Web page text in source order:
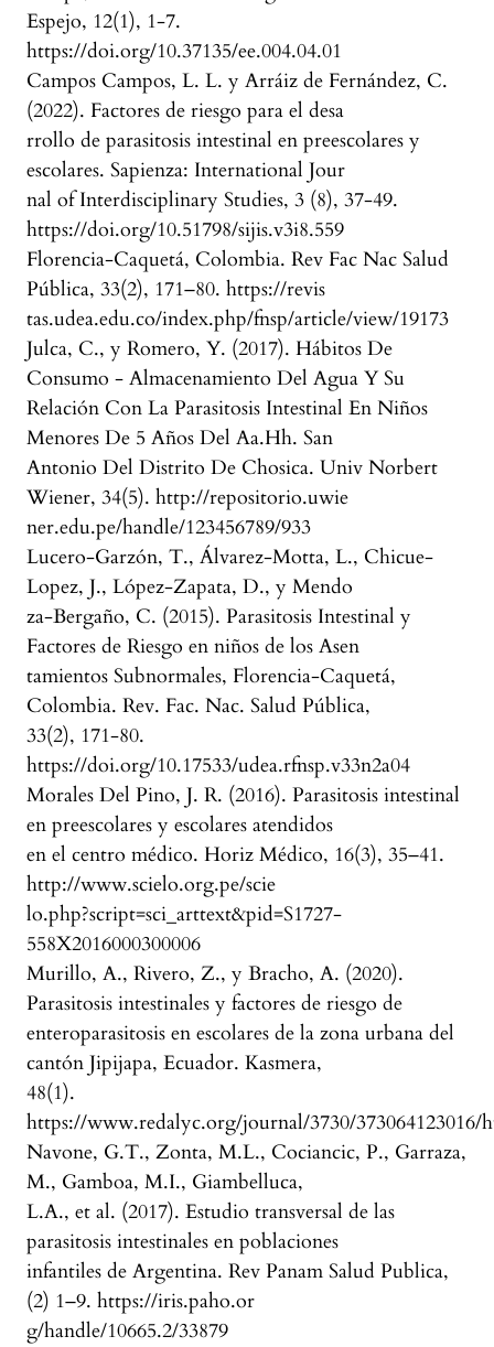
Espejo, 12(1), 1-7.
https://doi.org/10.37135/ee.004.04.01
Campos Campos, L. L. y Arráiz de Fernández, C.
(2022). Factores de riesgo para el desa
rrollo de parasitosis intestinal en preescolares y
escolares. Sapienza: International Jour
nal of Interdisciplinary Studies, 3 (8), 37-49.
https://doi.org/10.51798/sijis.v3i8.559
Florencia-Caquetá, Colombia. Rev Fac Nac Salud
Pública, 33(2), 171–80. https://revis
tas.udea.edu.co/index.php/fnsp/article/view/19173
Julca, C., y Romero, Y. (2017). Hábitos De
Consumo - Almacenamiento Del Agua Y Su
Relación Con La Parasitosis Intestinal En Niños
Menores De 5 Años Del Aa.Hh. San
Antonio Del Distrito De Chosica. Univ Norbert
Wiener, 34(5). http://repositorio.uwie
ner.edu.pe/handle/123456789/933
Lucero-Garzón, T., Álvarez-Motta, L., Chicue-
Lopez, J., López-Zapata, D., y Mendo
za-Bergaño, C. (2015). Parasitosis Intestinal y
Factores de Riesgo en niños de los Asen
tamientos Subnormales, Florencia-Caquetá,
Colombia. Rev. Fac. Nac. Salud Pública,
33(2), 171-80.
https://doi.org/10.17533/udea.rfnsp.v33n2a04
Morales Del Pino, J. R. (2016). Parasitosis intestinal
en preescolares y escolares atendidos
en el centro médico. Horiz Médico, 16(3), 35–41.
http://www.scielo.org.pe/scie
lo.php?script=sci_arttext&pid=S1727-
558X2016000300006
Murillo, A., Rivero, Z., y Bracho, A. (2020).
Parasitosis intestinales y factores de riesgo de
enteroparasitosis en escolares de la zona urbana del
cantón Jipijapa, Ecuador. Kasmera,
48(1).
https://www.redalyc.org/journal/3730/373064123016/
Navone, G.T., Zonta, M.L., Cociancic, P., Garraza,
M., Gamboa, M.I., Giambelluca,
L.A., et al. (2017). Estudio transversal de las
parasitosis intestinales en poblaciones
infantiles de Argentina. Rev Panam Salud Publica,
(2) 1–9. https://iris.paho.or
g/handle/10665.2/33879